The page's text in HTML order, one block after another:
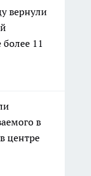
вернули
более 11
в
центре